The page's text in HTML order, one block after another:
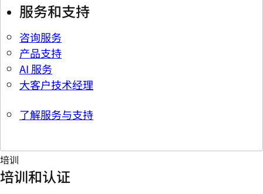
服务和支持
咨询服务
产品支持
AI 服务
大客户技术经理
了解服务与支持
培训
培训和认证